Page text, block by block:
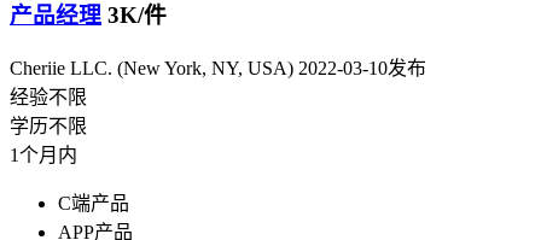
产品经理 3K/件
Cheriie LLC. (New York, NY, USA) 2022-03-10发布
经验不限
学历不限
1个月内
C端产品
APP产品